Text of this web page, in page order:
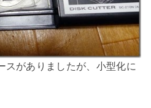
スがありましたが、小型化に